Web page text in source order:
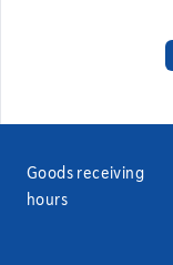
Goods receiving
hours